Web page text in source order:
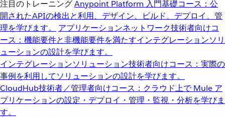
注目のトレーニングAnypoint Platform 入門基礎コース：公
開されたAPIの検出と利用、デザイン、ビルド、デプロイ、管
理を学びます。
アプリケーションネットワーク技術者向けコ
ース：機能要件と非機能要件を満たすインテグレーションソリ
ューションの設計を学びます。
インテグレーションソリューション技術者向けコース：実際の
事例を利用してソリューションの設計を学びます。
CloudHub技術者／管理者向けコース：クラウド上で Mule ア
プリケーションの設定・デプロイ・管理・監視・分析を学びま
す。